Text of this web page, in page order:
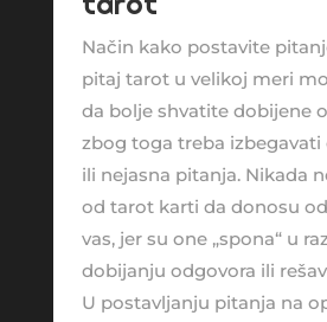
Način kako postavite
pitaj tarot u velikoj meri
da bolje shvatite dobijene
zbog toga treba izbegavati
ili nejasna pitanja. Nikada
od tarot karti da donosu
vas, jer su one „spona“ u
dobijanju odgovora ili
U postavljanju pitanja na